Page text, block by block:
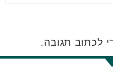
לכתוב תגובה.